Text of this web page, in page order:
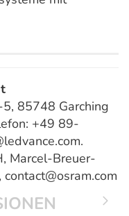
85748 Garching
+49 89-
Marcel-Breuer-